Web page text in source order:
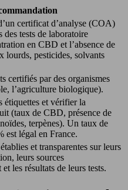
certificat d’analyse (COA)
des tests de laboratoire
en CBD et l’absence de
lourds, pesticides, solvants
certifiés par des organismes
l’agriculture biologique).
étiquettes et vérifier la
(taux de CBD, présence de
terpènes). Un taux de
est légal en France.
et transparentes sur leurs
leurs sources
les résultats de leurs tests.